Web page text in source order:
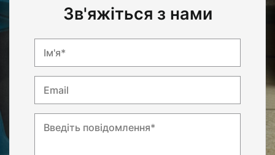
Зв'яжіться з нами
Ім'я*
Email
Введіть повідомлення*